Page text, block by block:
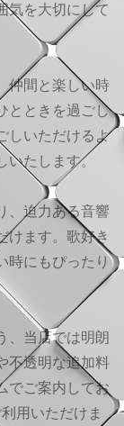
気を大切にして
仲間と楽しい時
とときを過ごし
しいただけるよ
いたします。
、迫力ある音響
けます。歌好き
時にもぴったり
、当店では明朗
不透明な追加料
でご案内してお
用いただけま